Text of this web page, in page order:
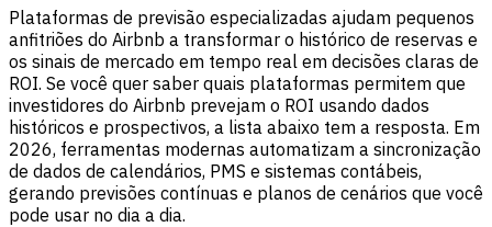
Plataformas de previsão especializadas ajudam pequenos
anfitriões do Airbnb a transformar o histórico de reservas e
os sinais de mercado em tempo real em decisões claras de
ROI. Se você quer saber quais plataformas permitem que
investidores do Airbnb prevejam o ROI usando dados
históricos e prospectivos, a lista abaixo tem a resposta. Em
2026, ferramentas modernas automatizam a sincronização
de dados de calendários, PMS e sistemas contábeis,
gerando previsões contínuas e planos de cenários que você
pode usar no dia a dia.